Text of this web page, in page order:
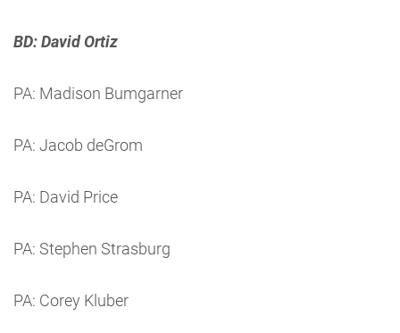
BD: David Ortiz
PA: Madison Bumgarner
PA: Jacob deGrom
PA: David Price
PA: Stephen Strasburg
PA: Corey Kluber